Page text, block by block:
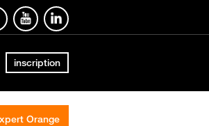
inscription
Orange